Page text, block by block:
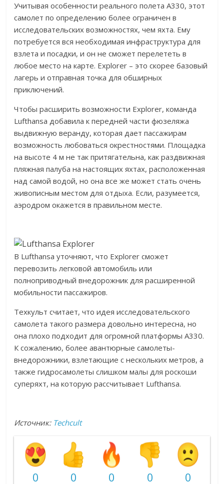
Учитывая особенности реального полета A330, этот
самолет по определению более ограничен в
исследовательских возможностях, чем яхта. Ему
потребуется вся необходимая инфраструктура для
взлета и посадки, и он не сможет перелететь в
любое место на карте. Explorer – это скорее базовый
лагерь и отправная точка для обширных
приключений.
Чтобы расширить возможности Explorer, команда
Lufthansa добавила к передней части фюзеляжа
выдвижную веранду, которая дает пассажирам
возможность любоваться окрестностями. Площадка
на высоте 4 м не так притягательна, как раздвижная
пляжная палуба на настоящих яхтах, расположенная
над самой водой, но она все же может стать очень
живописным местом для отдыха. Если, разумеется,
аэродром окажется в правильном месте.
В Lufthansa уточняют, что Explorer сможет
перевозить легковой автомобиль или
полноприводный внедорожник для расширенной
мобильности пассажиров.
Техкульт считает, что идея исследовательского
самолета такого размера довольно интересна, но
она плохо подходит для огромной платформы A330.
К сожалению, более авантюрные самолеты-
внедорожники, взлетающие с нескольких метров, а
также гидросамолеты слишком малы для роскоши
суперяхт, на которую рассчитывает Lufthansa.
Источник: Techcult
0 0 0 0 0